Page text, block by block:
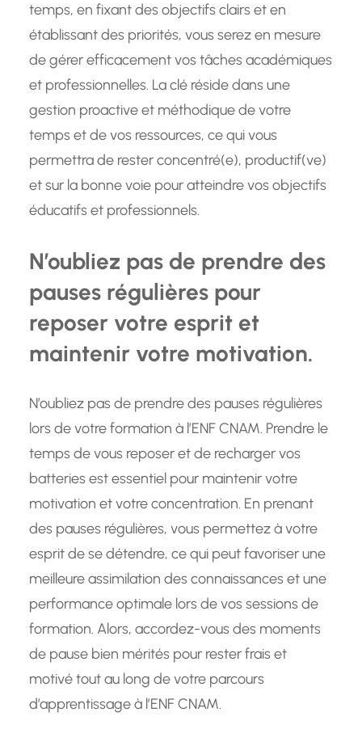
temps, en fixant des objectifs clairs et en
établissant des priorités, vous serez en mesure
de gérer efficacement vos tâches académiques
et professionnelles. La clé réside dans une
gestion proactive et méthodique de votre
temps et de vos ressources, ce qui vous
permettra de rester concentré(e), productif(ve)
et sur la bonne voie pour atteindre vos objectifs
éducatifs et professionnels.
N’oubliez pas de prendre des
pauses régulières pour
reposer votre esprit et
maintenir votre motivation.
N’oubliez pas de prendre des pauses régulières
lors de votre formation à l’ENF CNAM. Prendre le
temps de vous reposer et de recharger vos
batteries est essentiel pour maintenir votre
motivation et votre concentration. En prenant
des pauses régulières, vous permettez à votre
esprit de se détendre, ce qui peut favoriser une
meilleure assimilation des connaissances et une
performance optimale lors de vos sessions de
formation. Alors, accordez-vous des moments
de pause bien mérités pour rester frais et
motivé tout au long de votre parcours
d’apprentissage à l’ENF CNAM.